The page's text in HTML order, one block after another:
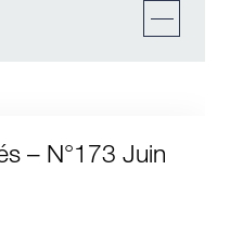
– N°173 Juin